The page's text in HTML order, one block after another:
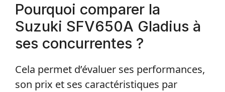
Pourquoi comparer la
Suzuki SFV650A Gladius à
ses concurrentes ?
Cela permet d’évaluer ses performances,
son prix et ses caractéristiques par